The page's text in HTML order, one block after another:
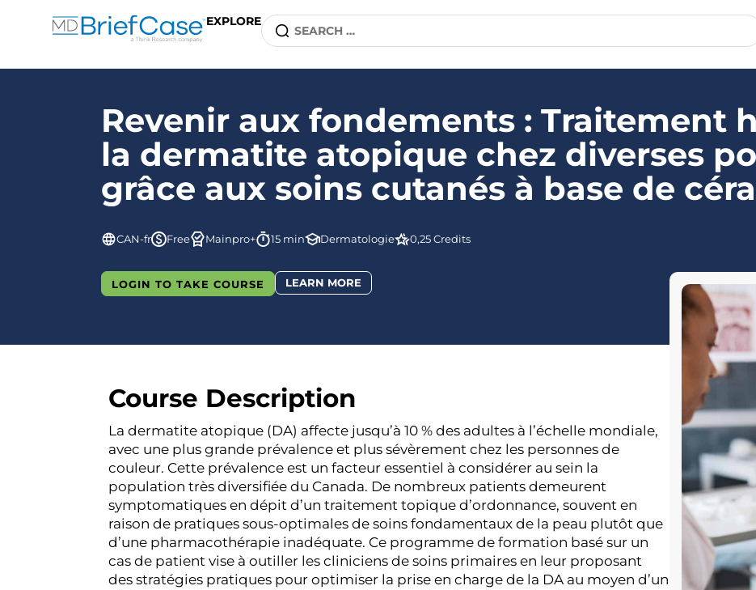
EXPLORE
Revenir aux fondements : Traitement
la dermatite atopique chez diverses
grâce aux soins cutanés à base de
CAN-fr Free Mainpro+ 15 min Dermatologie 0,25 Credits
LOGIN TO TAKE COURSE LEARN MORE
Course Description
La dermatite atopique (DA) affecte jusqu’à 10 % des adultes à l’échelle mondiale,
avec une plus grande prévalence et plus sévèrement chez les personnes de
couleur. Cette prévalence est un facteur essentiel à considérer au sein la
population très diversifiée du Canada. De nombreux patients demeurent
symptomatiques en dépit d’un traitement topique d’ordonnance, souvent en
raison de pratiques sous-optimales de soins fondamentaux de la peau plutôt que
d’une pharmacothérapie inadéquate. Ce programme de formation basé sur un
cas de patient vise à outiller les cliniciens de soins primaires en leur proposant
des stratégies pratiques pour optimiser la prise en charge de la DA au moyen d’un